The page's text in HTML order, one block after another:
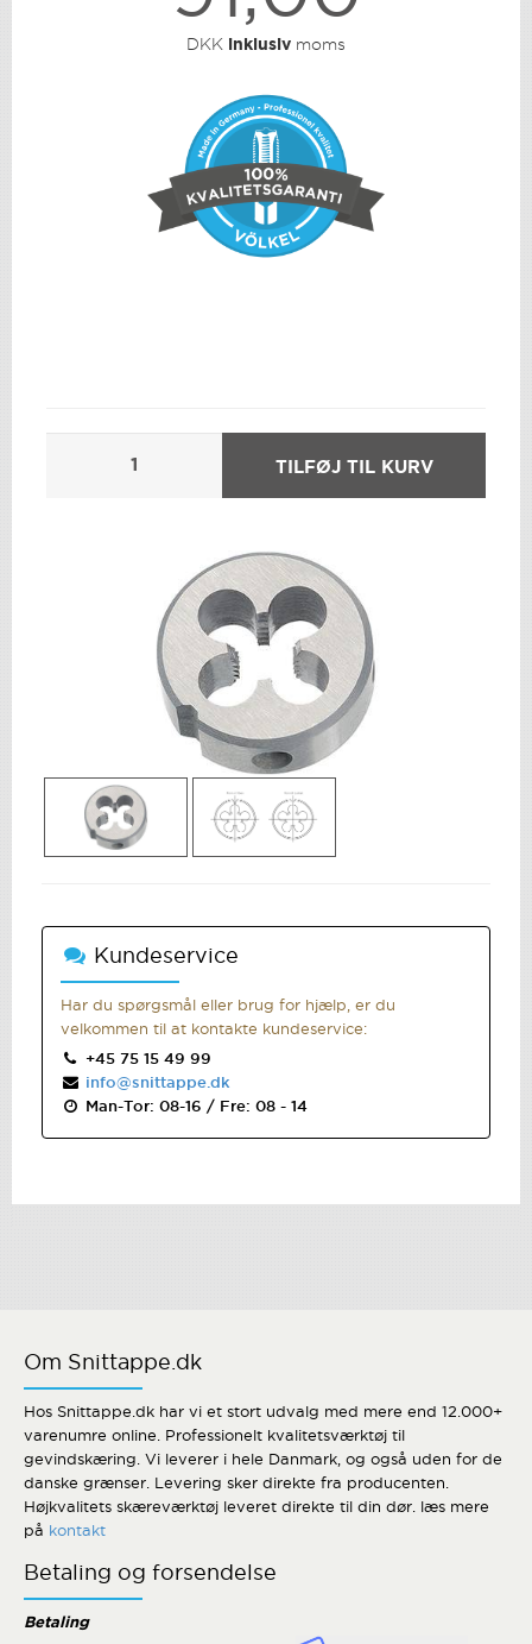
DKK inklusiv moms
Kundeservice
Har du spørgsmål eller brug for hjælp, er du
velkommen til at kontakte kundeservice:
+45 75 15 49 99
info@snittappe.dk
Man-Tor: 08-16 / Fre: 08 - 14
Om Snittappe.dk
Hos Snittappe.dk har vi et stort udvalg med mere end 12.000+
varenumre online. Professionelt kvalitetsværktøj til
gevindskæring. Vi leverer i hele Danmark, og også uden for de
danske grænser. Levering sker direkte fra producenten.
Højkvalitets skæreværktøj leveret direkte til din dør. læs mere
på
kontakt
Betaling og forsendelse
Betaling